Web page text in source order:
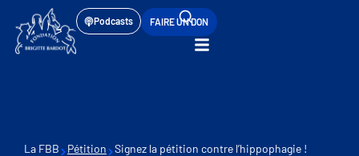
Podcasts FAIRE UN DON
La FBB Pétition Signez la pétition contre l’hippophagie !